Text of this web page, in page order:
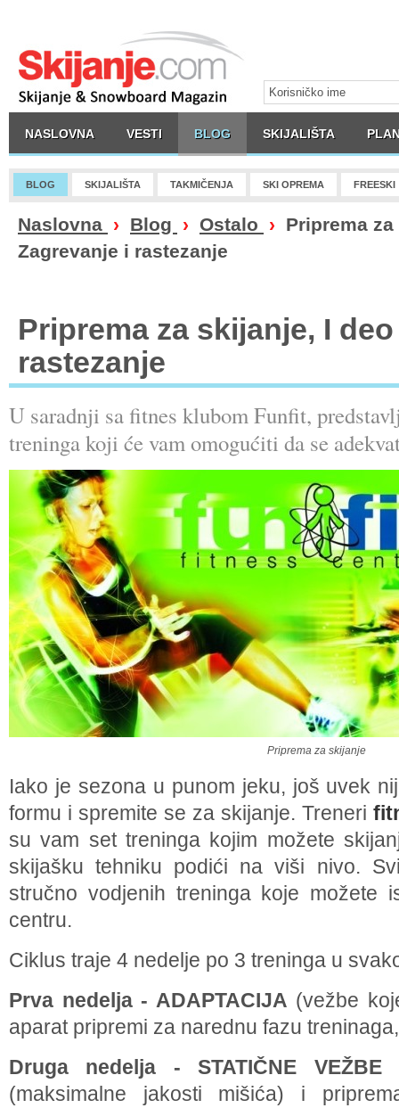
NASLOVNA VESTI BLOG SKIJALIŠTA
BLOG SKIJALIŠTA TAKMIČENJA SKI OPREMA FREESKI
Naslovna › Blog › Ostalo › Priprema
Zagrevanje i rastezanje
Priprema za skijanje, I
rastezanje
U saradnji sa fitnes klubom Funfit,
treninga koji će vam omogućiti da se
Priprema za skijanje
Iako je sezona u punom jeku, još uvek
formu i spremite se za skijanje. Treneri
su vam set treninga kojim možete
skijašku tehniku podići na viši nivo.
stručno vodjenih treninga koje možete
centru.
Ciklus traje 4 nedelje po 3 treninga u
Prva nedelja - ADAPTACIJA (vežbe
aparat pripremi za narednu fazu
Druga nedelja - STATIČNE VEŽBE-
(maksimalne jakosti mišića) i